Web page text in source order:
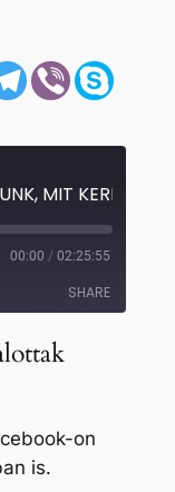
00:00 / 02:25:55
SHARE
on
is.